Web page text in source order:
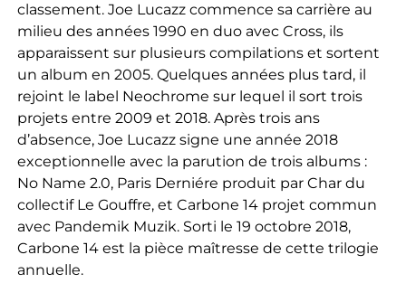
classement. Joe Lucazz commence sa carrière au
milieu des années 1990 en duo avec Cross, ils
apparaissent sur plusieurs compilations et sortent
un album en 2005. Quelques années plus tard, il
rejoint le label Neochrome sur lequel il sort trois
projets entre 2009 et 2018. Après trois ans
d’absence, Joe Lucazz signe une année 2018
exceptionnelle avec la parution de trois albums :
No Name 2.0, Paris Derniére produit par Char du
collectif Le Gouffre, et Carbone 14 projet commun
avec Pandemik Muzik. Sorti le 19 octobre 2018,
Carbone 14 est la pièce maîtresse de cette trilogie
annuelle.